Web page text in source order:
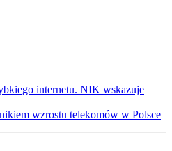
internetu. NIK wskazuje
wzrostu telekomów w Polsce